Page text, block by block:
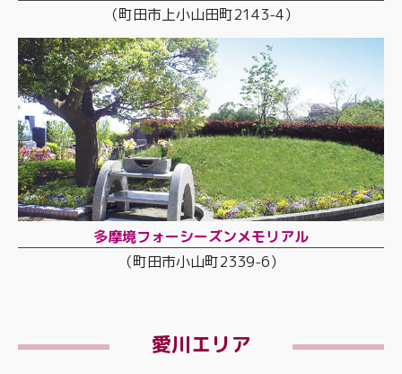
（町田市上小山田町2143-4）
多摩境フォーシーズンメモリアル
（町田市小山町2339-6）
愛川エリア